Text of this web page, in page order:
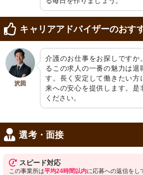
キャリアアドバイザーのおす
沢田
介護のお仕事をお探しですか
るこの求人の一番の魅力は退
す。長く安定して働きたい方
来への安心を提供します。是
ください。
選考・面接
スピード対応
この事業所は平均24時間以内に応募への返信をし